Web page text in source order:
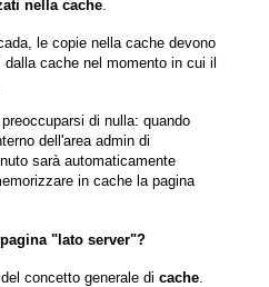
nella cache.
le copie nella cache devono
dalla cache nel momento in cui il
di nulla: quando
dell'area admin di
sarà automaticamente
in cache la pagina
"lato server"?
concetto generale di cache.